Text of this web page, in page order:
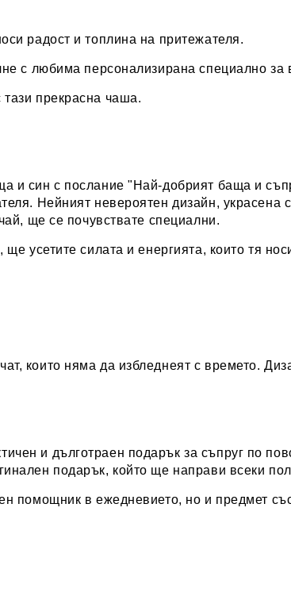
радост и топлина на притежателя.
с любима персонализирана специално за
прекрасна чаша.
и син с послание "Най-добрият баща и
Нейният невероятен дизайн,
ще се почувствате специални.
усетите силата и енергията, които тя
които няма да избледнеят с времето.
и дълготраен подарък за съпруг по
подарък, който ще направи всеки
помощник в ежедневието, но и предмет